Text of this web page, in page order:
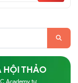
HỘI THẢO
Academy tư